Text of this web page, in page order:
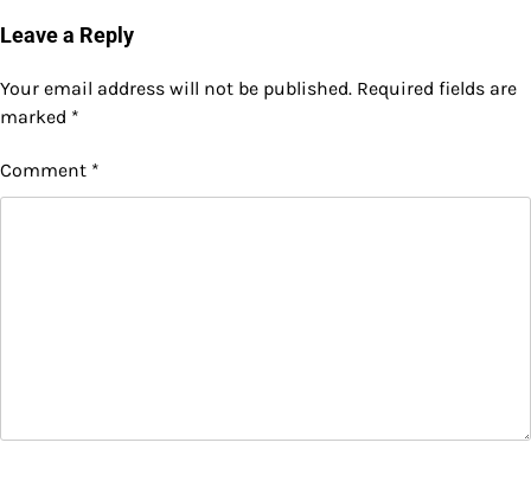
Leave a Reply
Your email address will not be published. Required fields are
marked *
Comment *